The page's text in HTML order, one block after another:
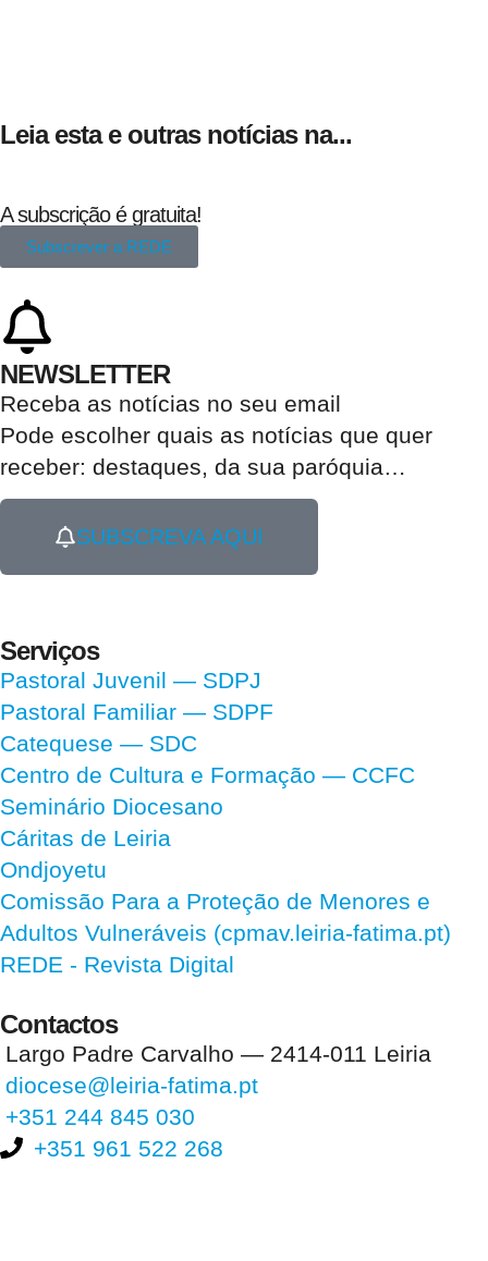
Leia esta e outras notícias na...
A subscrição é gratuita!
Subscrever a REDE
NEWSLETTER
Receba as notícias no seu email​
Pode escolher quais as notícias que quer
receber: destaques, da sua paróquia…
SUBSCREVA AQUI
Serviços
Pastoral Juvenil — SDPJ
Pastoral Familiar — SDPF
Catequese — SDC
Centro de Cultura e Formação — CCFC
Seminário Diocesano
Cáritas de Leiria
Ondjoyetu
Comissão Para a Proteção de Menores e
Adultos Vulneráveis (cpmav.leiria-fatima.pt)
REDE - Revista Digital
Contactos
Largo Padre Carvalho — 2414-011 Leiria
diocese@leiria-fatima.pt
+351 244 845 030
+351 961 522 268